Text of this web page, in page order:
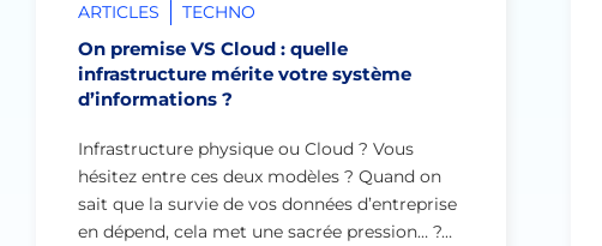
ARTICLES TECHNO
On premise VS Cloud : quelle
infrastructure mérite votre système
d’informations ?
Infrastructure physique ou Cloud ? Vous
hésitez entre ces deux modèles ? Quand on
sait que la survie de vos données d’entreprise
en dépend, cela met une sacrée pression… ?…